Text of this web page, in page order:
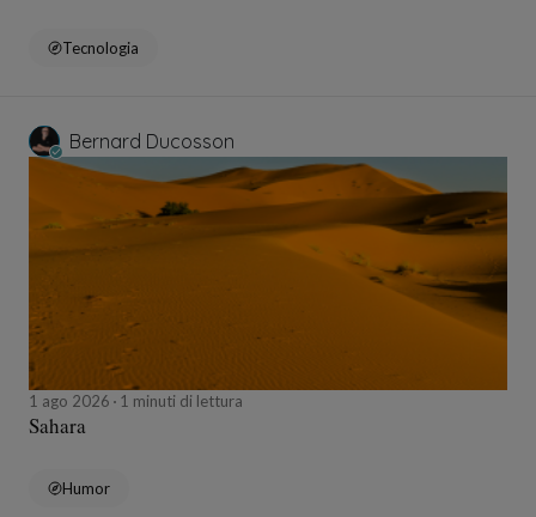
Tecnologia
Bernard Ducosson
1 ago 2026 1 minuti di lettura
Sahara
Humor